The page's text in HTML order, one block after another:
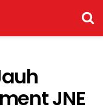
JNE